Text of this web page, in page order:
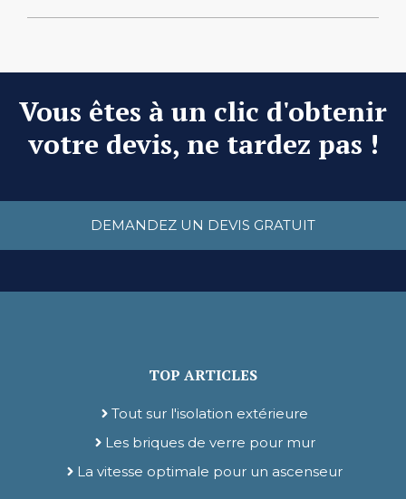
Vous êtes à un clic d'obtenir
votre devis, ne tardez pas !
DEMANDEZ UN DEVIS GRATUIT
TOP ARTICLES
Tout sur l'isolation extérieure
Les briques de verre pour mur
La vitesse optimale pour un ascenseur